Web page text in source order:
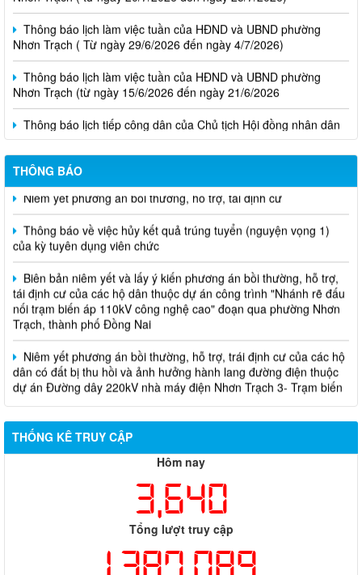
Thông báo lịch làm việc tuần của HĐND và UBND phường
Nhơn Trạch ( Từ ngày 29/6/2026 đến ngày 4/7/2026)
Thông báo lịch làm việc tuần của HĐND và UBND phường
Nhơn Trạch (từ ngày 15/6/2026 đến ngày 21/6/2026
Thông báo lịch tiếp công dân của Chủ tịch Hội đồng nhân dân
phường tại các khu phố trên địa bàn phường Nhơn Trạch năm
2026
THÔNG BÁO
Thông báo về việc hủy kết quả trúng tuyển (nguyện vọng 1)
của kỳ tuyên dụng viên chức
Biên bản niêm yết và lấy ý kiến phương án bồi thường, hỗ trợ,
tái định cư của các hộ dân thuộc dự án công trình "Nhánh rẽ đấu
nối trạm biến áp 110kV công nghệ cao" đoạn qua phường Nhơn
Trạch, thành phố Đồng Nai
Niêm yết phương án bồi thường, hỗ trợ, trái định cư của các hộ
dân có đất bị thu hồi và ảnh hưởng hành lang đường điện thuộc
dự án Đường dây 220kV nhà máy điện Nhơn Trạch 3- Trạm biến
áp kV Long Thành
Biên bản về việc niêm yết phương án bồi thường, hỗ trợ, tái
định cư của các hộ dân có đất bị thu hồi thuộc dự án nâng cấp
đường 25B cũ đoạn từ Trung tâm huyện Nhơn Trạch ra Quốc lộ
51, huyện Long Thành và huyện Nhơn Trạch
THỐNG KÊ TRUY CẬP
Hôm nay
3,640
Tổng lượt truy cập
1,387,089